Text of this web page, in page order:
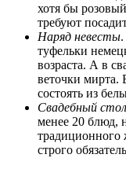
хотя бы
требуют
Наряд невесты
туфельки
возраста. А в
веточки мирта.
состоять из
Свадебный стол
менее 20 блюд,
традиционного
строго